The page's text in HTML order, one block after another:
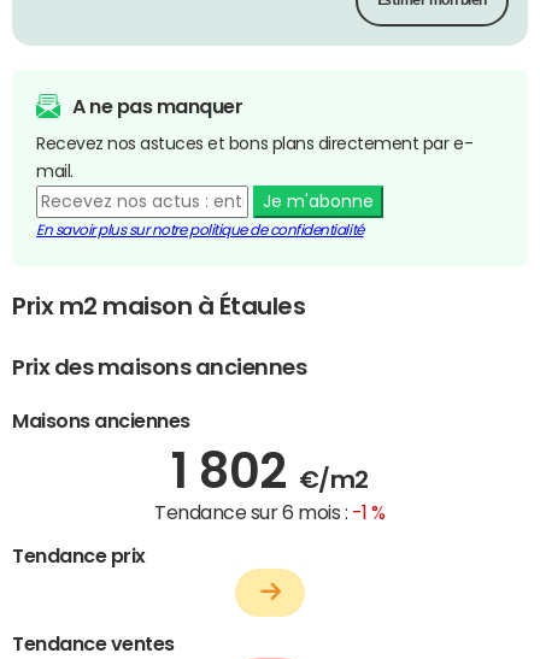
A ne pas manquer
Recevez nos astuces et bons plans directement par e-
mail.
Je m'abonne
En savoir plus sur notre politique de confidentialité
Prix m2 maison à Étaules
Prix des maisons anciennes
Maisons anciennes
1 802 €/m2
Tendance sur 6 mois : -1 %
Tendance prix
Tendance ventes